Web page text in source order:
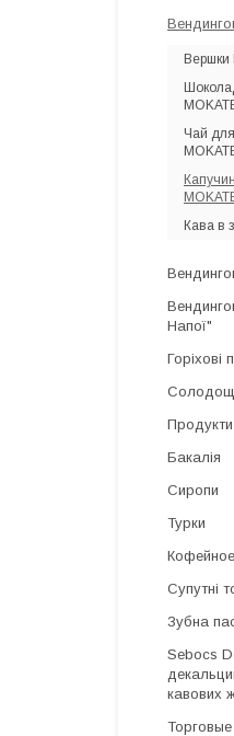
Вершки
Чай для
Кава в
Напої"
Горіхові
Бакалія
Сиропи
Турки
Супутні
Зубна
Sebocs
кавових